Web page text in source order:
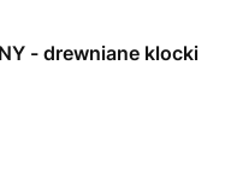
- drewniane klocki